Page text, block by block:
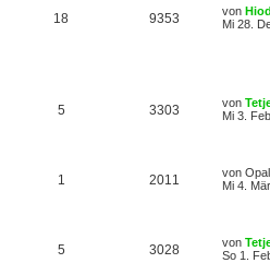
18 9353 von
Mi 28.
5 3303 von
Mi 3.
1 2011 von Opal
Mi 4.
5 3028 von
So 1.